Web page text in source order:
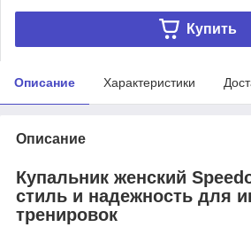
Купить
Описание Характеристики
Описание
Купальник женский
стиль и надежность для
тренировок